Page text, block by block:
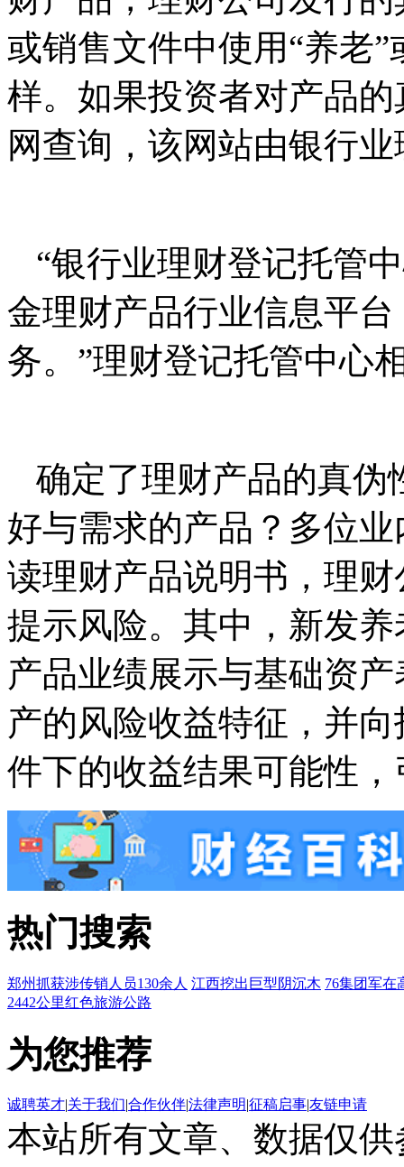
或销售文件中使用“养老
样。如果投资者对产品
网查询，该网站由银行
“银行业理财登记托管
金理财产品行业信息平
务。”理财登记托管中心
确定了理财产品的真伪
好与需求的产品？多位
读理财产品说明书，理
提示风险。其中，新发
产品业绩展示与基础资
产的风险收益特征，并
件下的收益结果可能性
热门搜索
郑州抓获涉传销人员130余人 江西挖出巨型阴沉木 76集团军在
2442公里红色旅游公路
为您推荐
诚聘英才|关于我们|合作伙伴|法律声明|征稿启事|友链申请
本站所有文章、数据仅